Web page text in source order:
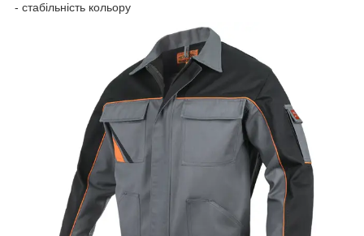
- стабільність кольору